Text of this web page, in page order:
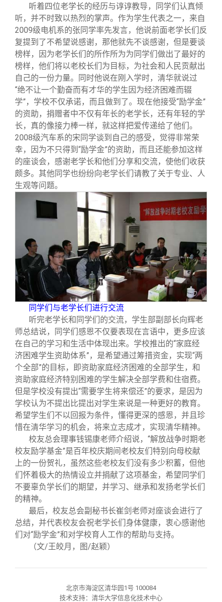
听着四位老学长的经历与谆谆教导，同学们认真倾
听，并不时致以热烈的掌声。作为学生代表之一，来自
2009级电机系的张同学率先发言，他说前面老学长们反
复提到了不希望说感谢，那他就先不谈感谢，但是要谈
榜样，因为老学长们的所作所为为同学们做出了最好的
榜样，他们将以老校长们为目标，为社会和人民贡献出
自己的一份力量。同时他说在刚入学时，清华就说过
“绝不让一个勤奋而有才华的学生因为经济困难而辍
学”，学校不仅承诺，而且做到了。现在他接受“励学金”
的资助，捐赠者中不仅有年长的老学长，还有年轻的学
长，真的像接力棒一样，就这样把爱传递给了他们。
2008级汽车系的宋同学谈到自己的感受，觉得非常荣
幸，因为不只得到“励学金”的资助，而且还能参加这样
的座谈会，感谢老学长和他们分享和交流，使他们收获
颇多。其他同学也纷纷向老学长们请教了关于专业、人
生观等问题。
同学们与老学长们进行交流
听完老学长和同学们的交流，学生部副部长向辉老
师总结说，同学们感恩不仅要表现在言语中，更多应该
在自己的学习和生活中体现出来。学校推出的“家庭经
济困难学生资助体系”，是希望通过筹措资金，实现“两
个全部”的目标，即资助家庭经济困难的全部学生，和
资助家庭经济特别困难的学生解决全部学费和住宿费。
但是学校没有提出“需要学生将来偿还”的要求，是因为
学校认为不提出比提出对学生来说是一种更好的教育。
希望学生们不以回报为条件，懂得更深的感恩，并且珍
惜在清华学习的机会，将来立志成才，实现清华精神。
校友总会理事钱锡康老师介绍说，“解放战争时期老
校友励学基金”是百年校庆期间老校友们特别向母校献
上的一份贺礼，虽然这些老校友们没有多少积蓄，但他
们怀着极大的热情设立并捐献了这项基金，希望同学们
不要辜负学长们的期望，并学习、继承和发扬老学长们
的精神。
最后，校友总会副秘书长崔剑老师对座谈会进行了
总结，并代表校友会祝老学长们身体健康，衷心感谢他
们对“励学金”和对学校育人工作的帮助与支持。
（文/王皎月，图/赵颖）
北京市海淀区清华园1号 100084
技术支持：清华大学信息化技术中心